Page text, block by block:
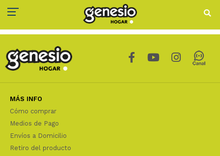
MÁS INFO
Cómo comprar
Medios de Pago
Envíos a Domicilio
Retiro del producto